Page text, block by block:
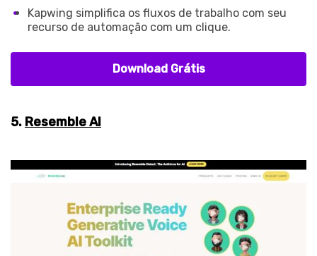
Kapwing simplifica os fluxos de trabalho com seu
recurso de automação com um clique.
Download Grátis
5. Resemble AI